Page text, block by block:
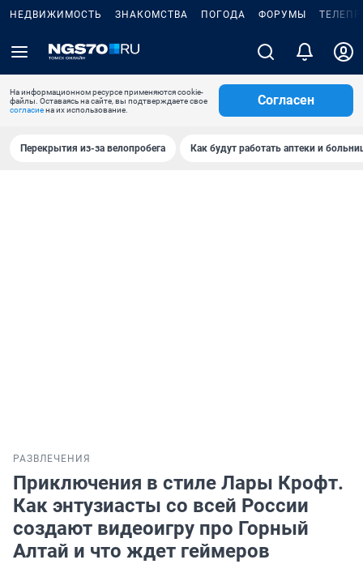
НЕДВИЖИМОСТЬ ЗНАКОМСТВА ПОГОДА ФОРУМЫ
На информационном ресурсе применяются cookie-
файлы. Оставаясь на сайте, вы подтверждаете свое
согласиена их использование.
Согласен
Перекрытия из-за велопробега Как будут работать аптеки и
РАЗВЛЕЧЕНИЯ
Приключения в стиле Лары Крофт.
Как энтузиасты со всей России
создают видеоигру про Горный
Алтай и что ждет геймеров